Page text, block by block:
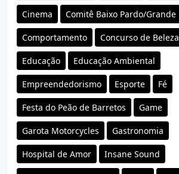
Cinema Comitê Baixo Pardo/Grande
Comportamento Concurso de Beleza
Educação Educação Ambiental
Empreendedorismo Esporte Fé
Festa do Peão de Barretos Game
Garota Motorcycles Gastronomia
Hospital de Amor Insane Sound